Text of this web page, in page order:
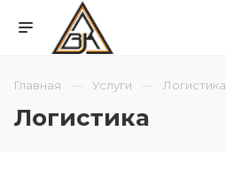
Главная Услуги Логистика
Логистика